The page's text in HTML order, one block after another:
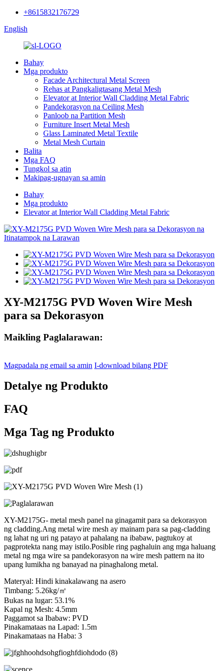
+8615832176729
English
Bahay
Mga produkto
Facade Architectural Metal Screen
Rehas at Pangkaligtasang Metal Mesh
Elevator at Interior Wall Cladding Metal Fabric
Pandekorasyon na Ceiling Mesh
Panloob na Partition Mesh
Furniture Insert Metal Mesh
Glass Laminated Metal Textile
Metal Mesh Curtain
Balita
Mga FAQ
Tungkol sa atin
Makipag-ugnayan sa amin
Bahay
Mga produkto
Elevator at Interior Wall Cladding Metal Fabric
XY-M2175G PVD Woven Wire Mesh
para sa Dekorasyon
Maikling Paglalarawan:
Magpadala ng email sa amin I-download bilang PDF
Detalye ng Produkto
FAQ
Mga Tag ng Produkto
XY-M2175G- metal mesh panel na ginagamit para sa dekorasyon
ng cladding.Ang metal wire mesh ay mainam para sa pag-cladding
ng lahat ng uri ng patayo at pahalang na ibabaw, pagtukoy at
pagprotekta nang may istilo.Posible ring paghaluin ang mga haluang
metal ng mga wire sa pandekorasyon na wire mesh pattern na ito
upang lumikha ng banayad na pinaghalong metal.
Materyal: Hindi kinakalawang na asero
Timbang: 5.26kg/㎡
Bukas na lugar: 53.1%
Kapal ng Mesh: 4.5mm
Paggamot sa Ibabaw: PVD
Pinakamataas na Lapad: 1.5m
Pinakamataas na Haba: 3